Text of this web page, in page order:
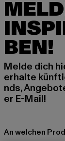
BEN!
Melde dich
erhalte
nds,
er E-Mail!
An welchen